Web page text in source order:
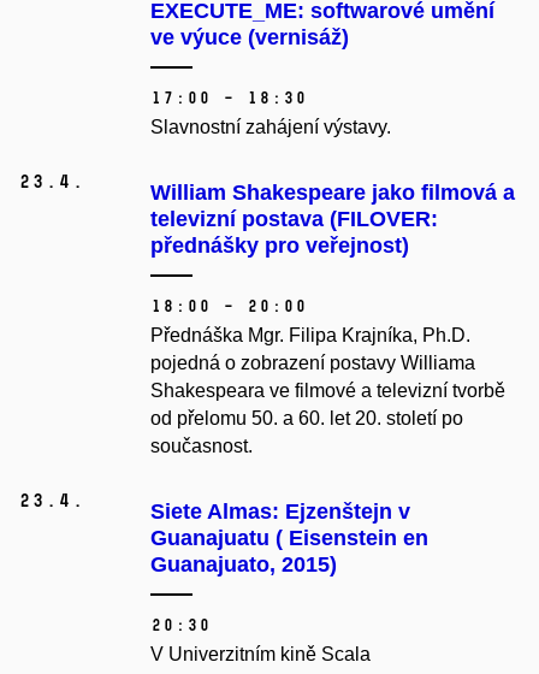
EXECUTE_ME: softwarové umění
ve výuce (vernisáž)
17:00 – 18:30
Slavnostní zahájení výstavy.
23. 4.
William Shakespeare jako filmová a
televizní postava (FILOVER:
přednášky pro veřejnost)
18:00 – 20:00
Přednáška Mgr. Filipa Krajníka, Ph.D.
pojedná o zobrazení postavy Williama
Shakespeara ve filmové a televizní tvorbě
od přelomu 50. a 60. let 20. století po
současnost.
23. 4.
Siete Almas: Ejzenštejn v
Guanajuatu ( Eisenstein en
Guanajuato, 2015)
20:30
V Univerzitním kině Scala